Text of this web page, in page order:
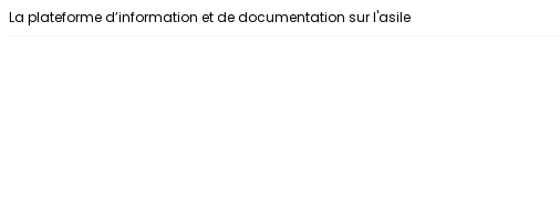
Aller au contenu
La plateforme d’information et de documentation sur l'asile